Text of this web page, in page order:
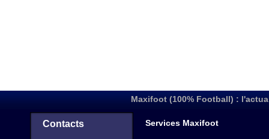
Maxifoot (100% Football) :
Contacts Services Maxifoot